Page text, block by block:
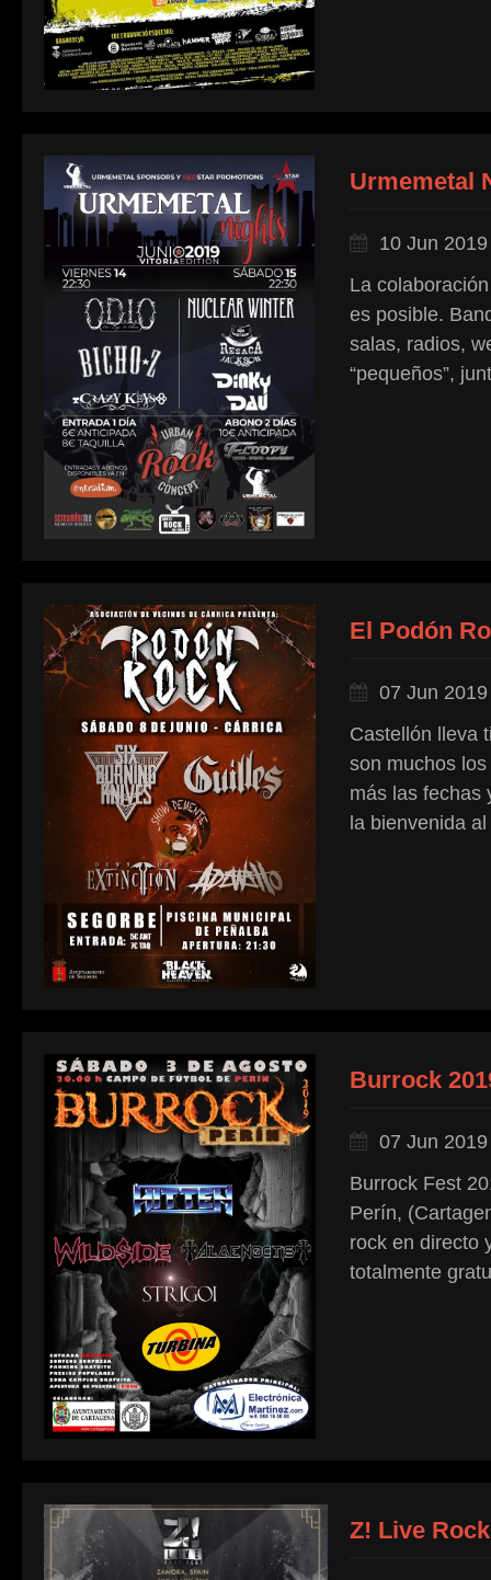
Urmemetal
10 Jun 2019
La
es posible.
salas, radios,
“pequeños”,
El Podón
07 Jun 2019
Castellón lleva
son muchos
más las fechas
la bienvenida
Burrock
07 Jun 2019
Burrock Fest
Perín,
rock en directo
totalmente
Z! Live